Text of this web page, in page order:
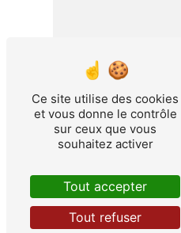
Ce site utilise des cookies
et vous donne le contrôle
sur ceux que vous
souhaitez activer
Tout accepter
Tout refuser